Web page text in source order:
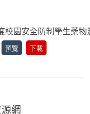
校園安全防制學生藥物
預覽 下載
網